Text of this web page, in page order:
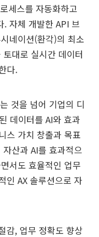
세스를 자동화하고
. 자체 개발한 API 브
네이션(환각)의 최소
대로 실시간 데이터
다.
것을 넘어 기업의 디
데이터를 AI와 효과
스 가치 창출과 목표
산과 AI를 효과적으
서도 효율적인 업무
인 AX 솔루션으로 자
감, 업무 정확도 향상